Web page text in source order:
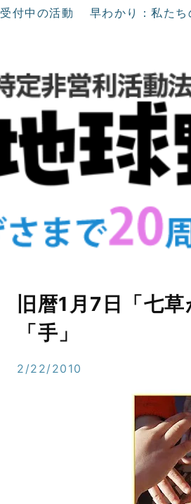
受付中の活動 早わかり：私たち
旧暦1月7日「七
「手」
2/22/2010